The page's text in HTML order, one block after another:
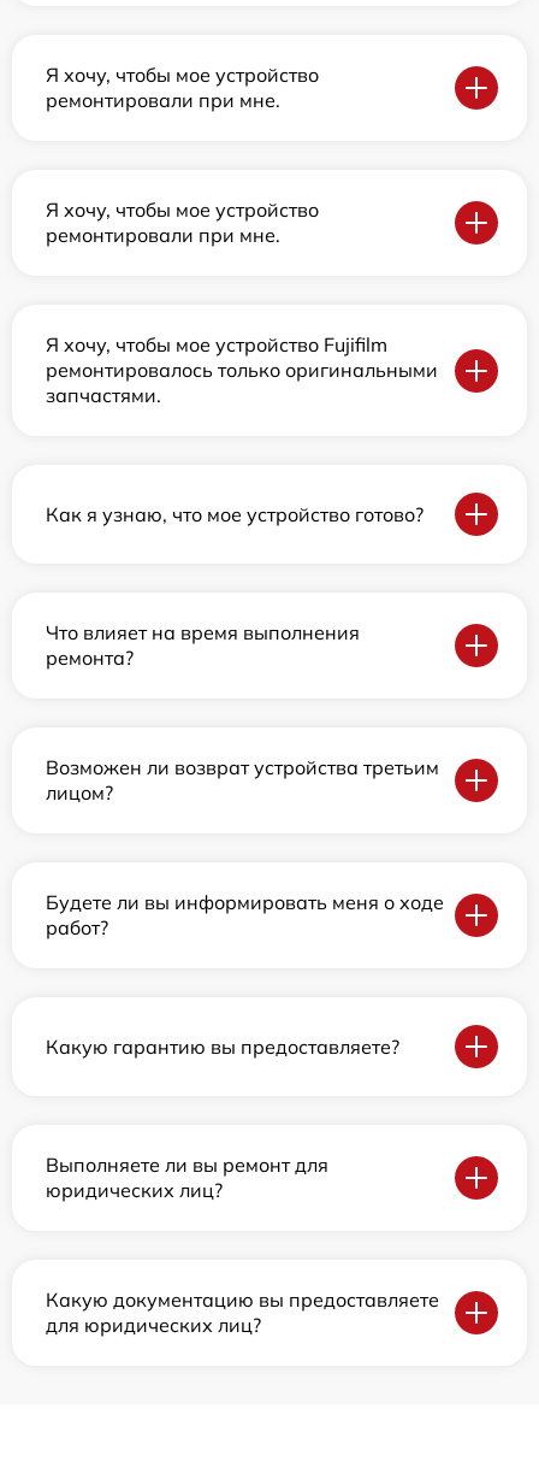
Я хочу, чтобы мое устройство
ремонтировали при мне.
Я хочу, чтобы мое устройство
ремонтировали при мне.
Я хочу, чтобы мое устройство Fujifilm
ремонтировалось только оригинальными
запчастями.
Как я узнаю, что мое устройство готово?
Что влияет на время выполнения
ремонта?
Возможен ли возврат устройства третьим
лицом?
Будете ли вы информировать меня о ходе
работ?
Какую гарантию вы предоставляете?
Выполняете ли вы ремонт для
юридических лиц?
Какую документацию вы предоставляете
для юридических лиц?